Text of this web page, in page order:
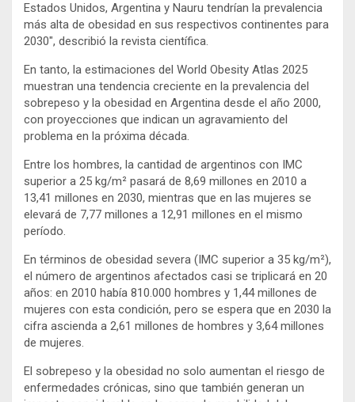
Estados Unidos, Argentina y Nauru tendrían la prevalencia
más alta de obesidad en sus respectivos continentes para
2030″, describió la revista científica.
En tanto, la estimaciones del World Obesity Atlas 2025
muestran una tendencia creciente en la prevalencia del
sobrepeso y la obesidad en Argentina desde el año 2000,
con proyecciones que indican un agravamiento del
problema en la próxima década.
Entre los hombres, la cantidad de argentinos con IMC
superior a 25 kg/m² pasará de 8,69 millones en 2010 a
13,41 millones en 2030, mientras que en las mujeres se
elevará de 7,77 millones a 12,91 millones en el mismo
período.
En términos de obesidad severa (IMC superior a 35 kg/m²),
el número de argentinos afectados casi se triplicará en 20
años: en 2010 había 810.000 hombres y 1,44 millones de
mujeres con esta condición, pero se espera que en 2030 la
cifra ascienda a 2,61 millones de hombres y 3,64 millones
de mujeres.
El sobrepeso y la obesidad no solo aumentan el riesgo de
enfermedades crónicas, sino que también generan un